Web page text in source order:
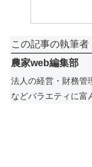
この記事の執筆者
農家web編集部
法人の経営・財務管
などバラエティに富